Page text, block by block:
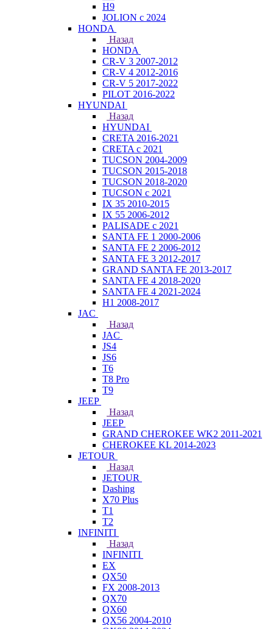
H9
JOLION с 2024
HONDA
Назад
HONDA
CR-V 3 2007-2012
CR-V 4 2012-2016
CR-V 5 2017-2022
PILOT 2016-2022
HYUNDAI
Назад
HYUNDAI
CRETA 2016-2021
CRETA с 2021
TUCSON 2004-2009
TUCSON 2015-2018
TUCSON 2018-2020
TUCSON с 2021
IX 35 2010-2015
IX 55 2006-2012
PALISADE с 2021
SANTA FE 1 2000-2006
SANTA FE 2 2006-2012
SANTA FE 3 2012-2017
GRAND SANTA FE 2013-2017
SANTA FE 4 2018-2020
SANTA FE 4 2021-2024
H1 2008-2017
JAC
Назад
JAC
JS4
JS6
T6
T8 Pro
T9
JEEP
Назад
JEEP
GRAND CHEROKEE WK2 2011-2021
CHEROKEE KL 2014-2023
JETOUR
Назад
JETOUR
Dashing
X70 Plus
T1
T2
INFINITI
Назад
INFINITI
EX
QX50
FX 2008-2013
QX70
QX60
QX56 2004-2010